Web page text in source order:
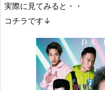
実際に見てみると・・
コチラです↓